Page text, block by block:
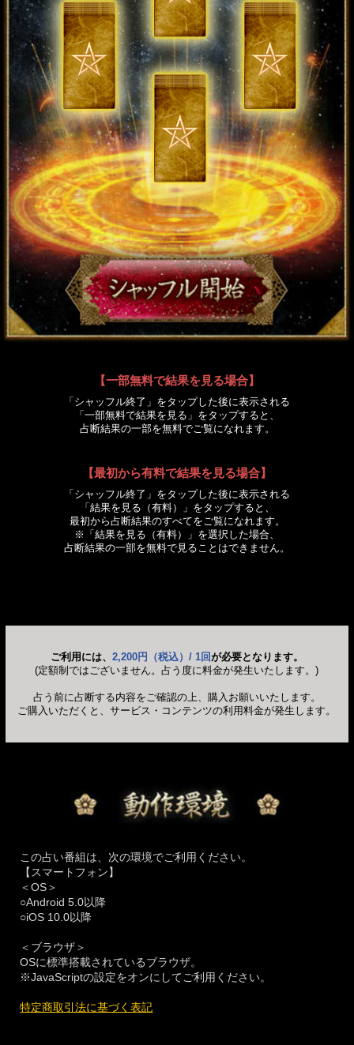
【一部無料で結果を見る場合】
「シャッフル終了」をタップした後に表示される
「一部無料で結果を見る」をタップすると、
占断結果の一部を無料でご覧になれます。
【最初から有料で結果を見る場合】
「シャッフル終了」をタップした後に表示される
「結果を見る（有料）」をタップすると、
最初から占断結果のすべてをご覧になれます。
※「結果を見る（有料）」を選択した場合、
占断結果の一部を無料で見ることはできません。
ご利用には、 2,200円（税込）/ 1回が必要となります。
(定額制ではございません。占う度に料金が発生いたします。)
占う前に占断する内容をご確認の上、購入お願いいたします。
ご購入いただくと、サービス・コンテンツの利用料金が発生します。
この占い番組は、次の環境でご利用ください。
【スマートフォン】
＜OS＞
○Android 5.0以降
○iOS 10.0以降
＜ブラウザ＞
OSに標準搭載されているブラウザ。
※JavaScriptの設定をオンにしてご利用ください。
特定商取引法に基づく表記